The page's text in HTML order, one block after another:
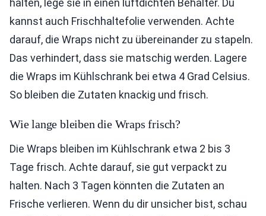
halten, lege sie in einen luftdichten Behälter. Du
kannst auch Frischhaltefolie verwenden. Achte
darauf, die Wraps nicht zu übereinander zu stapeln.
Das verhindert, dass sie matschig werden. Lagere
die Wraps im Kühlschrank bei etwa 4 Grad Celsius.
So bleiben die Zutaten knackig und frisch.
Wie lange bleiben die Wraps frisch?
Die Wraps bleiben im Kühlschrank etwa 2 bis 3
Tage frisch. Achte darauf, sie gut verpackt zu
halten. Nach 3 Tagen könnten die Zutaten an
Frische verlieren. Wenn du dir unsicher bist, schau